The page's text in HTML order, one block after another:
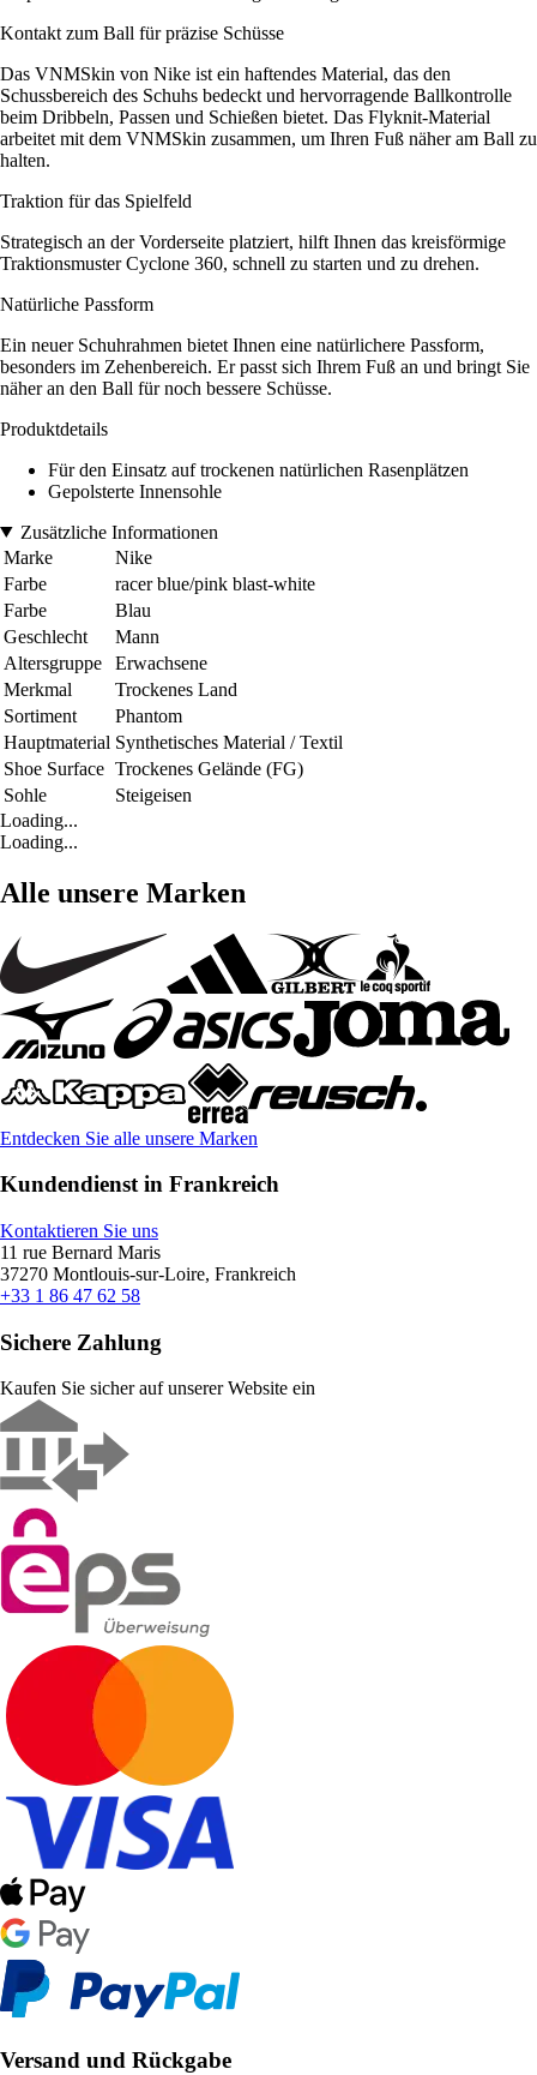
Kontakt zum Ball für präzise Schüsse
Das VNMSkin von Nike ist ein haftendes Material, das den
Schussbereich des Schuhs bedeckt und hervorragende Ballkontrolle
beim Dribbeln, Passen und Schießen bietet. Das Flyknit-Material
arbeitet mit dem VNMSkin zusammen, um Ihren Fuß näher am Ball zu
halten.
Traktion für das Spielfeld
Strategisch an der Vorderseite platziert, hilft Ihnen das kreisförmige
Traktionsmuster Cyclone 360, schnell zu starten und zu drehen.
Natürliche Passform
Ein neuer Schuhrahmen bietet Ihnen eine natürlichere Passform,
besonders im Zehenbereich. Er passt sich Ihrem Fuß an und bringt Sie
näher an den Ball für noch bessere Schüsse.
Produktdetails
Für den Einsatz auf trockenen natürlichen Rasenplätzen
Gepolsterte Innensohle
Zusätzliche Informationen
Marke
Nike
Farbe
racer blue/pink blast-white
Farbe
Blau
Geschlecht
Mann
Altersgruppe
Erwachsene
Merkmal
Trockenes Land
Sortiment
Phantom
Hauptmaterial Synthetisches Material / Textil
Shoe Surface Trockenes Gelände (FG)
Sohle
Steigeisen
Loading...
Loading...
Alle unsere Marken
Entdecken Sie alle unsere Marken
Kundendienst in Frankreich
Kontaktieren Sie uns
11 rue Bernard Maris
37270 Montlouis-sur-Loire, Frankreich
+33 1 86 47 62 58
Sichere Zahlung
Kaufen Sie sicher auf unserer Website ein
Versand und Rückgabe